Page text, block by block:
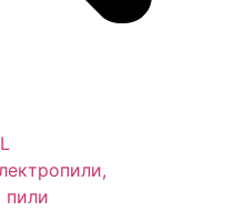
пили